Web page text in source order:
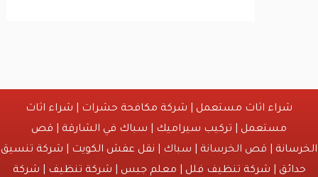
شراء اثاث مستعمل|شركة مكافحة حشرات|شراء اثاث
مستعمل|تركيب سيراميك|سباك في الشارقة|قص
| قص الخرسانة | سباك |نقل عفش الكويت|شركة تنسيق
|شركة تنظيف فلل |معلم جبس|شركة تنظيف|شركة